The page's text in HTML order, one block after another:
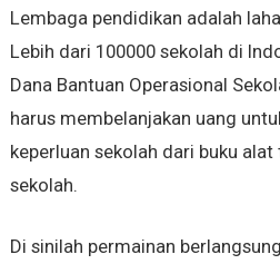
Lembaga pendidikan adalah
Lebih dari 100000 sekolah di
Dana Bantuan Operasional
harus membelanjakan uang
keperluan sekolah dari buku
sekolah.
Di sinilah permainan